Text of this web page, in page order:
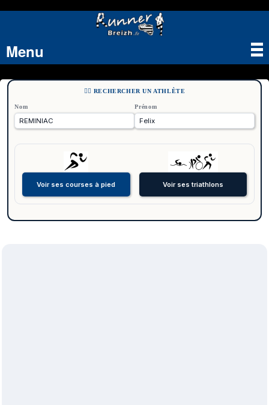
Menu
🏃‍♂️ RECHERCHER UN ATHLÈTE
Nom Prénom